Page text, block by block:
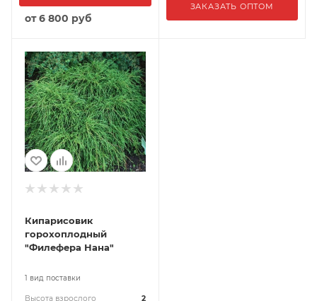
от6 800 руб
ЗАКАЗАТЬ ОПТОМ
Кипарисовик
горохоплодный
"Филефера Нана"
1 вид поставки
Высота взрослого
2